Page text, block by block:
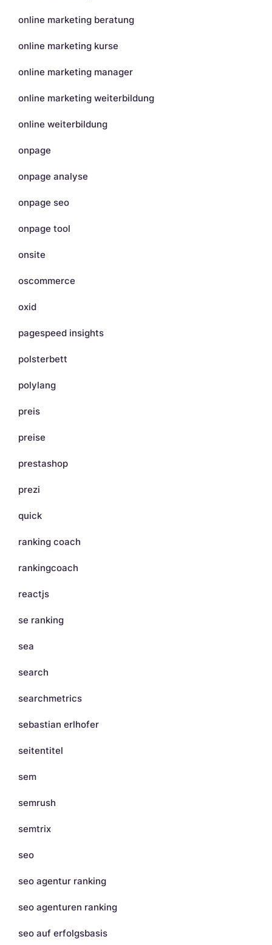
online marketing beratung
online marketing kurse
online marketing manager
online marketing weiterbildung
online weiterbildung
onpage
onpage analyse
onpage seo
onpage tool
onsite
oscommerce
oxid
pagespeed insights
polsterbett
polylang
preis
preise
prestashop
prezi
quick
ranking coach
rankingcoach
reactjs
se ranking
sea
search
searchmetrics
sebastian erlhofer
seitentitel
sem
semrush
semtrix
seo
seo agentur ranking
seo agenturen ranking
seo auf erfolgsbasis